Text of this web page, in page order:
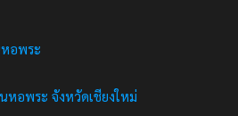
หอพระ
หอพระ จังหวัดเชียงใหม่